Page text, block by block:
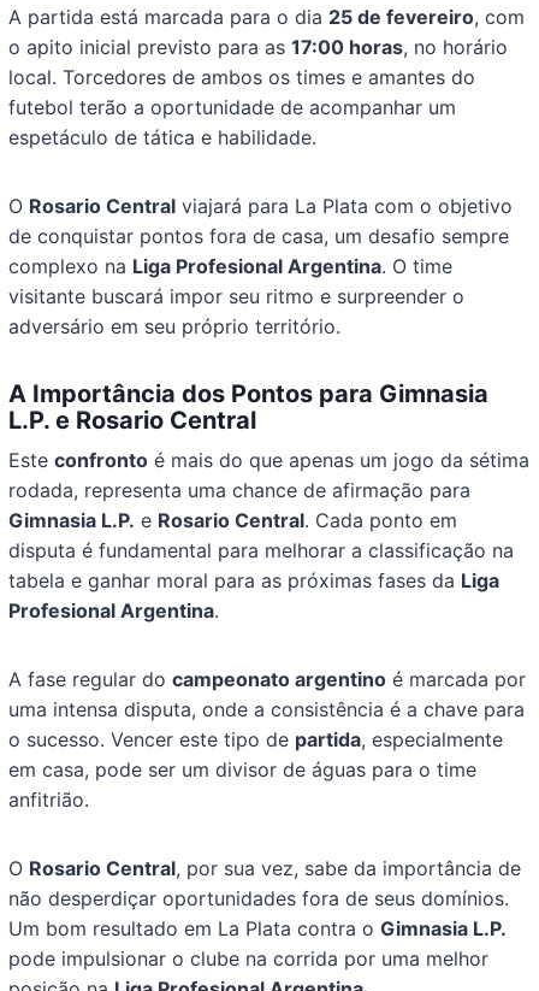
A partida está marcada para o dia 25 de fevereiro, com
o apito inicial previsto para as17:00 horas, no horário
local. Torcedores de ambos os times e amantes do
futebol terão a oportunidade de acompanhar um
espetáculo de tática e habilidade.
O Rosario Central viajará para La Plata com o objetivo
de conquistar pontos fora de casa, um desafio sempre
complexo na Liga Profesional Argentina. O time
visitante buscará impor seu ritmo e surpreender o
adversário em seu próprio território.
A Importância dos Pontos para Gimnasia
L.P. e Rosario Central
Esteconfronto é mais do que apenas um jogo da sétima
rodada, representa uma chance de afirmação para
Gimnasia L.P. e Rosario Central. Cada ponto em
disputa é fundamental para melhorar a classificação na
tabela e ganhar moral para as próximas fases da Liga
Profesional Argentina.
A fase regular docampeonato argentino é marcada por
uma intensa disputa, onde a consistência é a chave para
o sucesso. Vencer este tipo de partida, especialmente
em casa, pode ser um divisor de águas para o time
anfitrião.
O Rosario Central, por sua vez, sabe da importância de
não desperdiçar oportunidades fora de seus domínios.
Um bom resultado em La Plata contra oGimnasia L.P.
pode impulsionar o clube na corrida por uma melhor